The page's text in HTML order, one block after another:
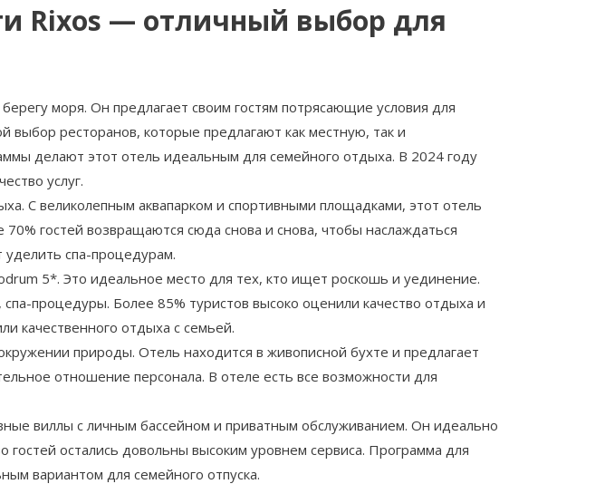
Rixos — отличный выбор для
моря. Он предлагает своим гостям потрясающие условия для
выбор ресторанов, которые предлагают как местную, так и
делают этот отель идеальным для семейного отдыха. В 2024 году
услуг.
С великолепным аквапарком и спортивными площадками, этот отель
гостей возвращаются сюда снова и снова, чтобы наслаждаться
спа-процедурам.
5*. Это идеальное место для тех, кто ищет роскошь и уединение.
процедуры. Более 85% туристов высоко оценили качество отдыха и
качественного отдыха с семьей.
природы. Отель находится в живописной бухте и предлагает
отношение персонала. В отеле есть все возможности для
виллы с личным бассейном и приватным обслуживанием. Он идеально
остались довольны высоким уровнем сервиса. Программа для
вариантом для семейного отпуска.